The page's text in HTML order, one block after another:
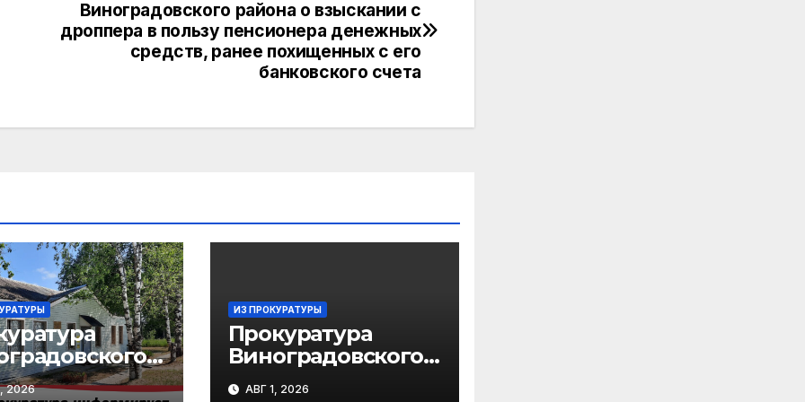
Виноградовского района о взыскании с
дроппера в пользу пенсионера денежных
средств, ранее похищенных с его
банковского счета
организует
2026
ИЗ ПРОКУРАТУРЫ
Прокуратура
Виноградовского
района
АВГ 1, 2026